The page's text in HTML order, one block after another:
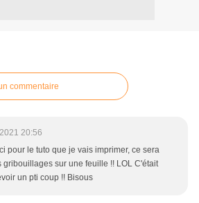
commentaire
20:56
pour le tuto que je vais imprimer, ce sera
gribouillages sur une feuille !! LOL C'était
un pti coup !! Bisous